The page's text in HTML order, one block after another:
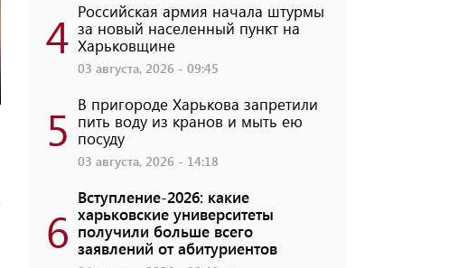
4 Российская армия начала штурмы
за новый населенный пункт на
Харьковщине
03 августа, 2026 - 09:45
5 В пригороде Харькова запретили
пить воду из кранов и мыть ею
посуду
03 августа, 2026 - 14:18
6
Вступление-2026: какие
харьковские университеты
получили больше всего
заявлений от абитуриентов